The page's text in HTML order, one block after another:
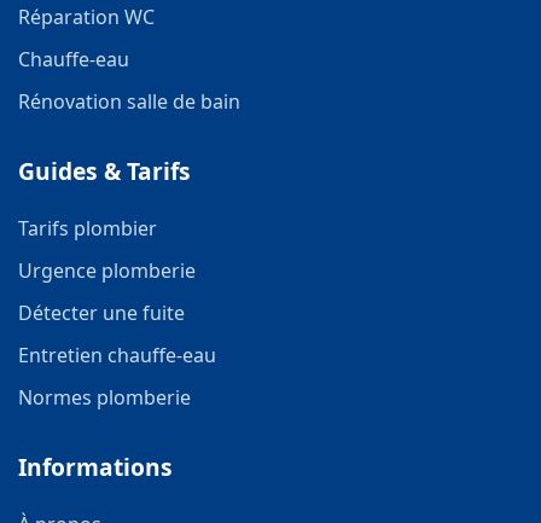
Réparation WC
Chauffe-eau
Rénovation salle de bain
Guides & Tarifs
Tarifs plombier
Urgence plomberie
Détecter une fuite
Entretien chauffe-eau
Normes plomberie
Informations